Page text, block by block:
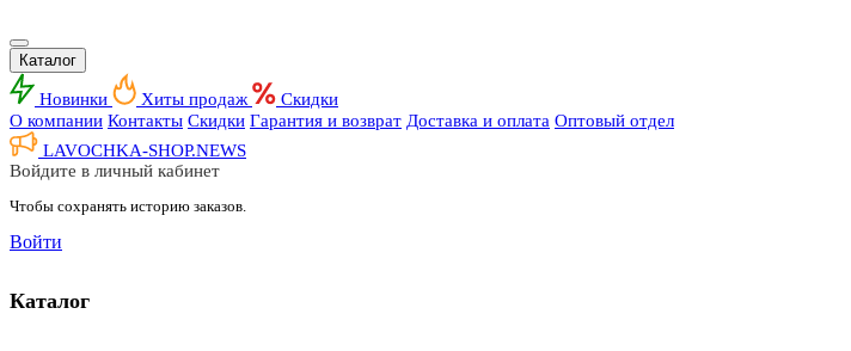
Каталог
Новинки Хиты продаж
Скидки
О компании Контакты Скидки Гарантия и возврат Доставка и оплата Оптовый отдел
LAVOCHKA-SHOP.NEWS
Войдите в личный кабинет
Чтобы сохранять историю заказов.
Войти
Каталог